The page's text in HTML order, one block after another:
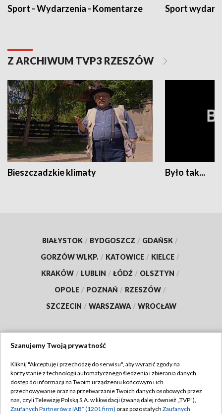
Sport - Wydarzenia - Komentarze Sport
Z ARCHIWUM TVP3 RZESZÓW
Bieszczadzkie klimaty Było tak...
BIAŁYSTOK / BYDGOSZCZ / GDAŃSK /
GORZÓW WLKP. / KATOWICE / KIELCE /
KRAKÓW / LUBLIN / ŁÓDŹ / OLSZTYN /
OPOLE / POZNAŃ / RZESZÓW /
SZCZECIN / WARSZAWA / WROCŁAW
TVP
Abonament TVP
Emisja w TVP
Regulamin TVP
Polityka prywatności
Szanujemy Twoją prywatność
Kliknij "Akceptuję i przechodzę do serwisu", aby wyrazić zgody na
korzystanie z technologii automatycznego śledzenia i zbierania danych,
dostęp do informacji na Twoim urządzeniu końcowym i ich
przechowywanie oraz na przetwarzanie Twoich danych osobowych przez
nas, czyli Telewizję Polską S.A. w likwidacji (zwaną dalej również „TVP”),
Zaufanych Partnerów z IAB* (1201 firm) oraz pozostałych Zaufanych